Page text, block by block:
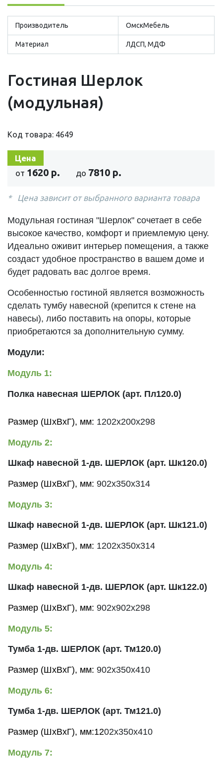
Производитель ОмскМебель
Материал ЛДСП, МДФ
Гостиная Шерлок
(модульная)
Код товара: 4649
Цена
от 1620 р. до 7810 р.
Цена зависит от выбранного варианта товара
Модульная гостиная "Шерлок" сочетает в себе
высокое качество, комфорт и приемлемую цену.
Идеально оживит интерьер помещения, а также
создаст удобное пространство в вашем доме и
будет радовать вас долгое время.
Особенностью гостиной является возможность
сделать тумбу навесной (крепится к стене на
навесы), либо поставить на опоры, которые
приобретаются за дополнительную сумму.
Модули:
Модуль 1:
Полка навесная ШЕРЛОК (арт. Пл120.0)
Размер (ШхВхГ), мм: 1202x200x298
Модуль 2:
Шкаф навесной 1-дв. ШЕРЛОК (арт. Шк120.0)
Размер (ШхВхГ), мм: 902x350x314
Модуль 3:
Шкаф навесной 1-дв. ШЕРЛОК (арт. Шк121.0)
Размер (ШхВхГ), мм: 1202x350x314
Модуль 4:
Шкаф навесной 1-дв. ШЕРЛОК (арт. Шк122.0)
Размер (ШхВхГ), мм: 902x902x298
Модуль 5:
Тумба 1-дв. ШЕРЛОК (арт. Тм120.0)
Размер (ШхВхГ), мм: 902x350x410
Модуль 6:
Тумба 1-дв. ШЕРЛОК (арт. Тм121.0)
Размер (ШхВхГ), мм:1202x350x410
Модуль 7: